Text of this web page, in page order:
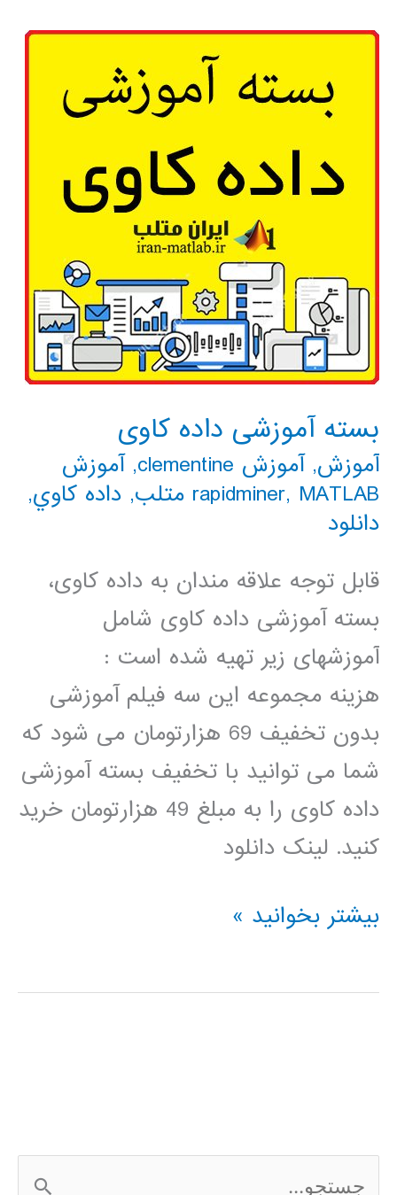
بسته آموزشی داده کاوی
آموزش,آموزش clementine ,آموزش
rapidminer, MATLAB متلب , داده كاوي,
دانلود
قابل توجه علاقه مندان به داده کاوی،
بسته آموزشی داده کاوی شامل
آموزشهای زیر تهیه شده است :
هزینه مجموعه این سه فیلم آموزشی
بدون تخفیف 69 هزارتومان می شود که
شما می توانید با تخفیف بسته آموزشی
داده کاوی را به مبلغ 49 هزارتومان خرید
کنید. لینک دانلود
بسته
داده
بیشتر بخوانید »